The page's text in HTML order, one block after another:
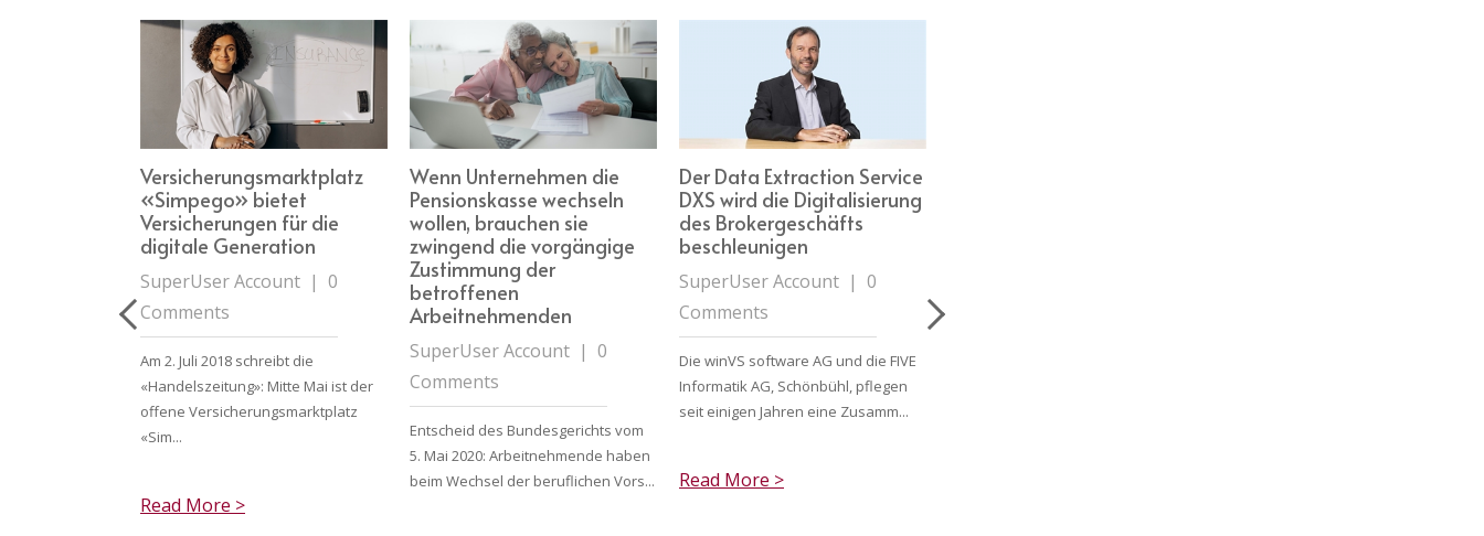
Versicherungsmarktplatz
«Simpego» bietet
Versicherungen für die
digitale Generation
SuperUser Account | 0
Comments
Am 2. Juli 2018 schreibt die
«Handelszeitung»: Mitte Mai ist der
offene Versicherungsmarktplatz
«Sim...
Read More >
Wenn Unternehmen die
Pensionskasse wechseln
wollen, brauchen sie
zwingend die vorgängige
Zustimmung der
betroffenen
Arbeitnehmenden
SuperUser Account | 0
Comments
Entscheid des Bundesgerichts vom
5. Mai 2020: Arbeitnehmende haben
beim Wechsel der beruflichen Vors...
Der Data Extraction Service
DXS wird die Digitalisierung
des Brokergeschäfts
beschleunigen
SuperUser Account | 0
Comments
Die winVS software AG und die FIVE
Informatik AG, Schönbühl, pflegen
seit einigen Jahren eine Zusamm...
Read More >